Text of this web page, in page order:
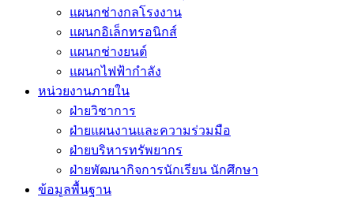
แผนกช่างกลโรงงาน
แผนกอิเล็กทรอนิกส์
แผนกช่างยนต์
แผนกไฟฟ้ากำลัง
หน่วยงานภายใน
ฝ่ายวิชาการ
ฝ่ายแผนงานและความร่วมมือ
ฝ่ายบริหารทรัพยากร
ฝ่ายพัฒนากิจการนักเรียน นักศึกษา
ข้อมูลพื้นฐาน